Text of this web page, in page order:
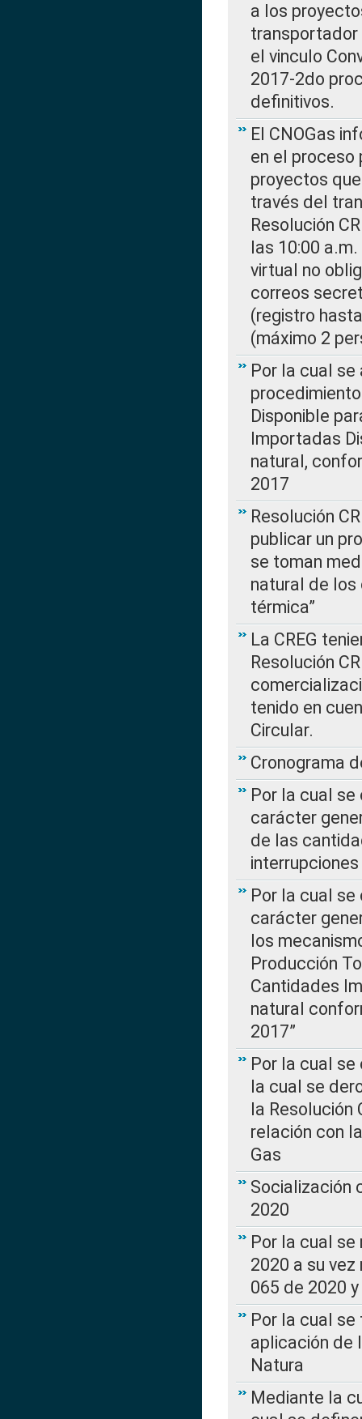
a los
transportador
el vinculo
2017-2do
definitivos.
El CNOGas
en el proceso
proyectos
través del
Resolución
las 10:00
virtual no
correos
(registro
(máximo 2
Por la cual
Disponible
Importadas
natural,
2017
Resolución
publicar un
se toman
natural de los
térmica”
La CREG
Resolución
tenido en
Circular.
Cronograma
Por la cual
carácter
de las
Por la cual
carácter
los
Producción
Cantidades
natural
2017”
Por la cual
la cual se
la Resolución
relación con
Gas
Socialización
2020
Por la cual se
2020 a su
065 de 2020
Por la cual
aplicación de
Natura
Mediante la